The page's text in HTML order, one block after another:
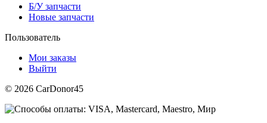
Б/У запчасти
Новые запчасти
Пользователь
Мои заказы
Выйти
© 2026 CarDonor45